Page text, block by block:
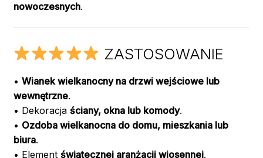
nowoczesnych.
ZASTOSOWANIE
• Wianek wielkanocny na drzwi wejściowe lub
wewnętrzne.
• Dekoracja ściany, okna lub komody.
• Ozdoba wielkanocna do domu, mieszkania lub
biura.
• Element świątecznej aranżacji wiosennej.